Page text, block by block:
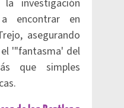
la investigación
encontrar en
asegurando
'"fantasma' del
que simples